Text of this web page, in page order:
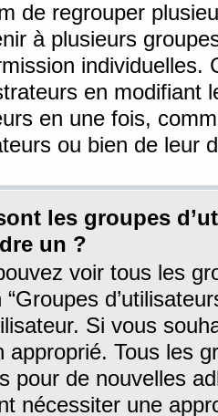
de regrouper
à plusieurs
individuelles.
en modifiant
en une fois,
ou bien de leur
les groupes
un ?
voir tous les
“Groupes
Si vous
approprié. Tous les
pour de nouvelles
nécessiter une